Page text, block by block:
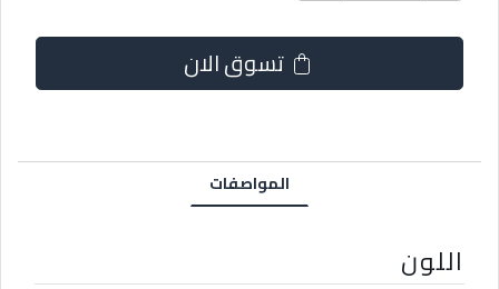
تسوق الان
المواصفات
اللون